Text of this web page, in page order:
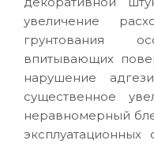
увеличение
грунтования
впитывающих
нарушение
существенное
неравномерный
эксплуатационных